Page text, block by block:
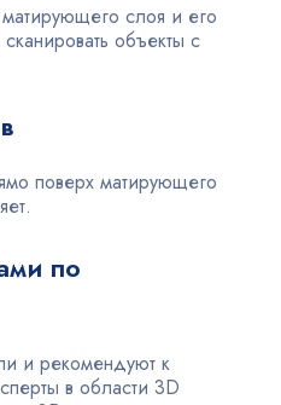
слоя и его
объекты с
поверх матирующего
по
и рекомендуют к
в области 3D